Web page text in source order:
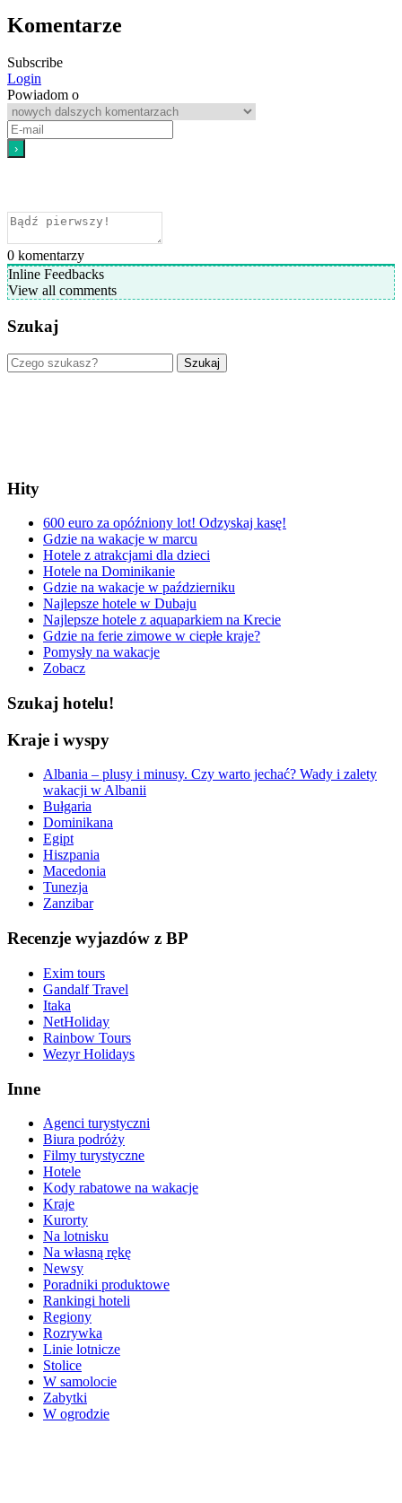
Komentarze
Subscribe
Login
Powiadom o
0 komentarzy
Inline Feedbacks
View all comments
Szukaj
Szukaj
Hity
600 euro za opóźniony lot! Odzyskaj kasę!
Gdzie na wakacje w marcu
Hotele z atrakcjami dla dzieci
Hotele na Dominikanie
Gdzie na wakacje w październiku
Najlepsze hotele w Dubaju
Najlepsze hotele z aquaparkiem na Krecie
Gdzie na ferie zimowe w ciepłe kraje?
Pomysły na wakacje
Zobacz
Szukaj hotelu!
Kraje i wyspy
Albania – plusy i minusy. Czy warto jechać? Wady i zalety
wakacji w Albanii
Bułgaria
Dominikana
Egipt
Hiszpania
Macedonia
Tunezja
Zanzibar
Recenzje wyjazdów z BP
Exim tours
Gandalf Travel
Itaka
NetHoliday
Rainbow Tours
Wezyr Holidays
Inne
Agenci turystyczni
Biura podróży
Filmy turystyczne
Hotele
Kody rabatowe na wakacje
Kraje
Kurorty
Na lotnisku
Na własną rękę
Newsy
Poradniki produktowe
Rankingi hoteli
Regiony
Rozrywka
Linie lotnicze
Stolice
W samolocie
Zabytki
W ogrodzie